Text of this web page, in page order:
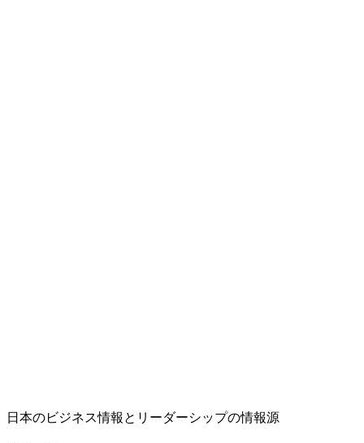
日本のビジネス情報とリーダーシップの情報源